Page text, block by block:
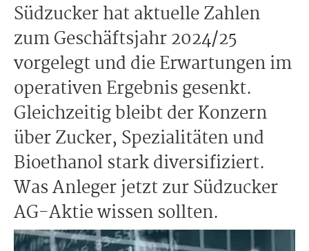
Südzucker hat aktuelle Zahlen
zum Geschäftsjahr 2024/25
vorgelegt und die Erwartungen im
operativen Ergebnis gesenkt.
Gleichzeitig bleibt der Konzern
über Zucker, Spezialitäten und
Bioethanol stark diversifiziert.
Was Anleger jetzt zur Südzucker
AG-Aktie wissen sollten.